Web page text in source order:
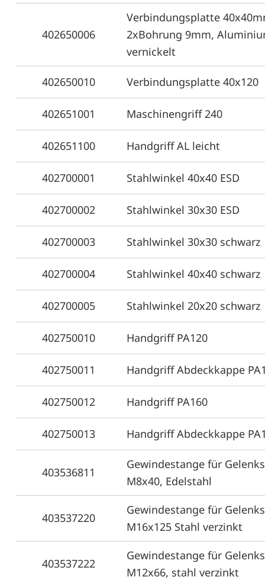
402650006
Verbindungsplatte
2xBohrung 9mm,
vernickelt
402650010 Verbindungsplatte 40x120
402651001 Maschinengriff 240
402651100 Handgriff AL leicht
402700001 Stahlwinkel 40x40 ESD
402700002 Stahlwinkel 30x30 ESD
402700003 Stahlwinkel 30x30 schwarz
402700004 Stahlwinkel 40x40 schwarz
402700005 Stahlwinkel 20x20 schwarz
402750010 Handgriff PA120
402750011 Handgriff Abdeckkappe
402750012 Handgriff PA160
402750013 Handgriff Abdeckkappe
403536811
Gewindestange für
M8x40, Edelstahl
403537220
Gewindestange für
M16x125 Stahl verzinkt
403537222
Gewindestange für
M12x66, stahl verzinkt